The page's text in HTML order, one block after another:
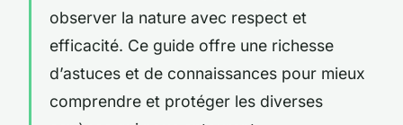
observer la nature avec respect et
efficacité. Ce guide offre une richesse
d’astuces et de connaissances pour mieux
comprendre et protéger les diverses